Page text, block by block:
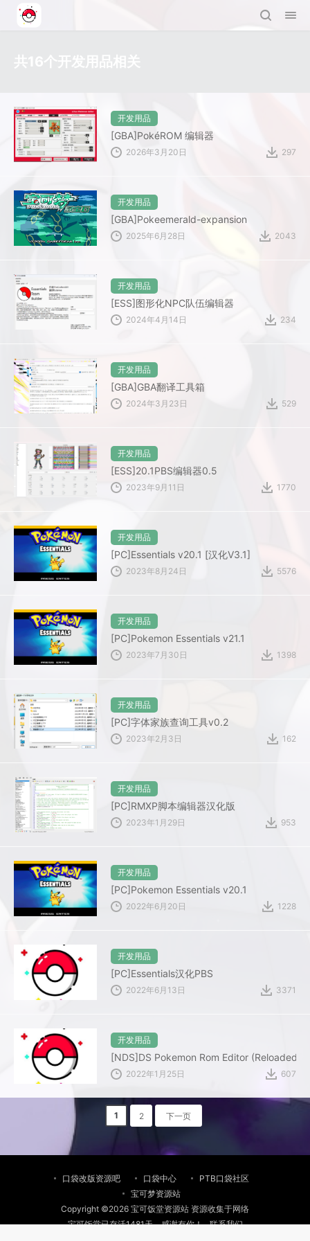
开发用品
[GBA]PokéROM 编辑器
2026年3月20日 297
开发用品
[GBA]Pokeemerald-expansion
2025年6月28日 2043
开发用品
[ESS]图形化NPC队伍编辑器
2024年4月14日 234
开发用品
[GBA]GBA翻译工具箱
2024年3月23日 529
开发用品
[ESS]20.1PBS编辑器0.5
2023年9月11日 1770
开发用品
[PC]Essentials v20.1 [汉化V3.1]
2023年8月24日 5576
开发用品
[PC]Pokemon Essentials v21.1
2023年7月30日 1398
开发用品
[PC]字体家族查询工具v0.2
2023年2月3日 162
开发用品
[PC]RMXP脚本编辑器汉化版
2023年1月29日 953
开发用品
[PC]Pokemon Essentials v20.1
2022年6月20日 1228
开发用品
[PC]Essentials汉化PBS
2022年6月13日 3371
开发用品
[NDS]DS Pokemon Rom Editor (Reloaded)
2022年1月25日 607
1 2 下一页
口袋改版资源吧 口袋中心
PTB口袋社区
宝可梦资源站
Copyright ©2026 宝可饭堂资源站 资源收集于网络
宝可饭堂已存活1481天，感谢有你！
联系我们